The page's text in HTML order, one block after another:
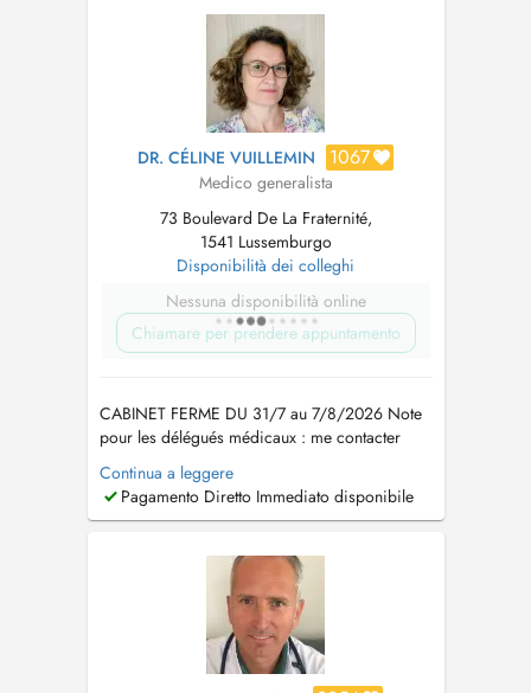
une dizaine d'années d'expérience e...
DR. CÉLINE VUILLEMIN 1067
Medico generalista
73 Boulevard De La Fraternité,
1541 Lussemburgo
Disponibilità dei colleghi
Nessuna disponibilità online
Chiamare per prendere appuntamento
CABINET FERME DU 31/7 au 7/8/2026 Note
pour les délégués médicaux : me contacter
PAR MAIL UNIQUEMENT pour la prise de RDV
:dr.vuillemin.celine@gmail.com
FR Médecin
généraliste avec 12 ans d'expérience en
nourrissons et enfants ainsi que des adultes ;
Continua a leggere
Pagamento Diretto Immediato disponibile